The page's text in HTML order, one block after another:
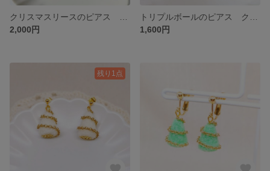
2,000円
1,600円
残り1点